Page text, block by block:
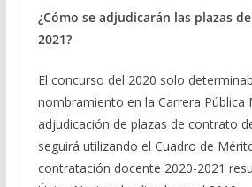
¿Cómo se adjudicarán las plazas
2021?
El concurso del 2020 solo
nombramiento en la Carrera Pública
adjudicación de plazas de contrato
seguirá utilizando el Cuadro de
contratación docente 2020-2021